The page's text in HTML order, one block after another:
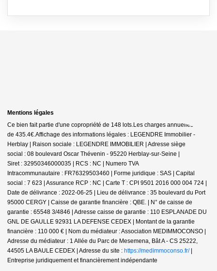
Mentions légales
Ce bien fait partie d'une copropriété de 148 lots.Les charges annuelles sont
de 435.4€.Affichage des informations légales : LEGENDRE Immobilier -
Herblay | Raison sociale : LEGENDRE IMMOBILIER | Adresse siège
social : 08 boulevard Oscar Thévenin - 95220 Herblay-sur-Seine |
Siret : 32950346000035 | RCS : NC | Numero TVA
Intracommunautaire : FR76329503460 | Forme juridique : SAS | Capital
social : 7 623 | Assurance RCP : NC | Carte T : CPI 9501 2016 000 004 724 |
Date de délivrance : 2022-06-25 | Lieu de délivrance : 35 boulevard du Port
95000 CERGY | Caisse de garantie financière : QBE. | N° de caisse de
garantie : 65548 3/4846 | Adresse caisse de garantie : 110 ESPLANADE DU
GNL DE GAULLE 92931 LA DEFENSE CEDEX | Montant de la garantie
financière : 110 000 € | Nom du médiateur : Association MEDIMMOCONSO |
Adresse du médiateur : 1 Allée du Parc de Mesemena, Bât A - CS 25222,
44505 LA BAULE CEDEX | Adresse du site : https://medimmoconso.fr/|
Entreprise juridiquement et financièrement indépendante